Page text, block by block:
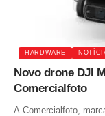
HARDWARE
Novo drone DJI
Comercialfoto
A Comercialfoto,